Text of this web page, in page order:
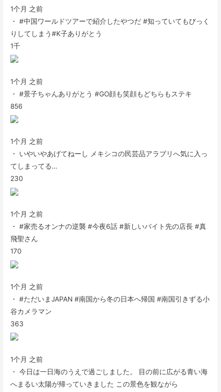
1个月 之前
・ #中国ワールドツアーで紹介したやつだ #知っていてもびっく
りしてしまう#K子ありがとう
1千
1个月 之前
・ #景子ちゃんありがとう #GO顔も笑顔もどちらもステキ
856
1个月 之前
・ いやいやあげてねーし メキシコの民芸品アラブリへ気に入っ
てしまってる…
230
1个月 之前
・ #家売るオンナの逆襲 #今夜6話 #新しいバイト先の店長 #真
飛聖さん
170
1个月 之前
・ #ただいまJAPAN #南国から冬の日本へ帰国 #南国引きずる小
谷カメラマン
363
1个月 之前
・ 今日は一日海のうえで過ごしました。 目の前に広がる青い海
へまるい太陽が帰っていきました この景色を観ながら